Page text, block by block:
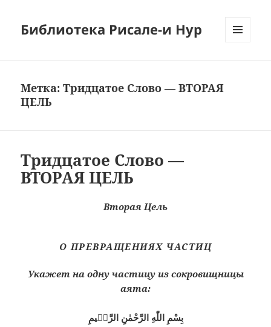
Библиотека Рисале-и Нур
Метка:Тридцатое Слово — ВТОРАЯ
ЦЕЛЬ
Тридцатое Слово —
ВТОРАЯ ЦЕЛЬ
Вторая Цель
О ПРЕВРАЩЕНИЯХ ЧАСТИЦ
Укажет на одну частицу из сокровищницы
аята:
بِسْمِ اللّٰهِ الرَّحْمٰنِ الرَّحٖيمِ